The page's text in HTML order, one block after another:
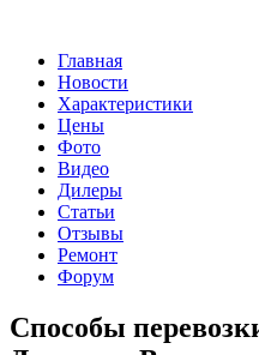
Главная
Новости
Характеристики
Цены
Фото
Видео
Дилеры
Статьи
Отзывы
Ремонт
Форум
Способы